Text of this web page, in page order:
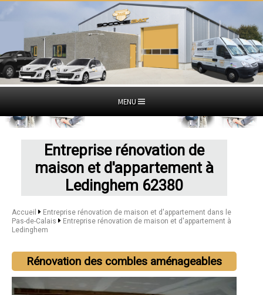
MENU
Entreprise rénovation de
maison et d'appartement à
Ledinghem 62380
Accueil
Entreprise rénovation de maison et d'appartement dans le
Pas-de-Calais
Entreprise rénovation de maison et d'appartement à
Ledinghem
Rénovation des combles aménageables